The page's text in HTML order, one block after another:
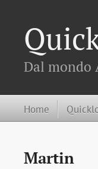
Dal mondo
Home
Martin